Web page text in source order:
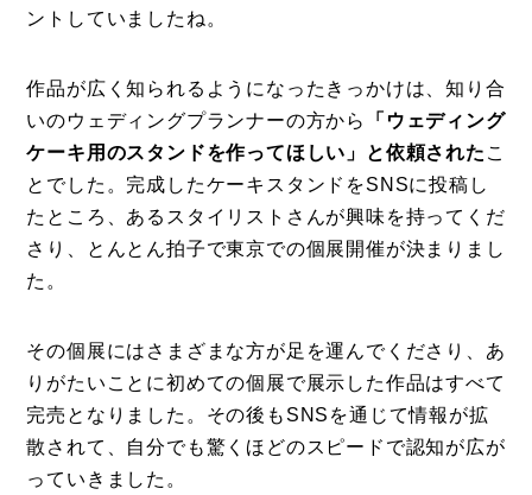
ントしていましたね。
作品が広く知られるようになったきっかけは、知り合
いのウェディングプランナーの方から
「ウェディング
ケーキ用のスタンドを作ってほしい」と依頼された こ
とでした。完成したケーキスタンドをSNSに投稿し
たところ、あるスタイリストさんが興味を持ってくだ
さり、とんとん拍子で東京での個展開催が決まりまし
た。
その個展にはさまざまな方が足を運んでくださり、あ
りがたいことに初めての個展で展示した作品はすべて
完売となりました。その後もSNSを通じて情報が拡
散されて、自分でも驚くほどのスピードで認知が広が
っていきました。